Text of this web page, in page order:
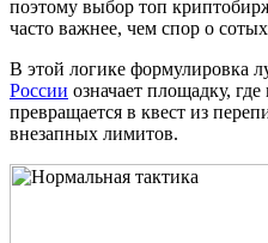
поэтому выбор топ
часто важнее, чем спор о
В этой логике формулировка
России означает площадку,
превращается в квест из
внезапных лимитов.